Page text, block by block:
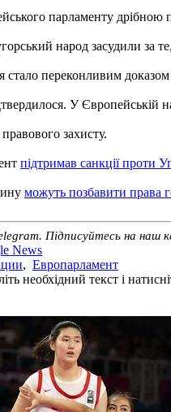
парламенту дрібною
народ засудили за
переконливим
У Європейській
захисту.
підтримав санкції проти
можуть позбавити права
Підписуйтесь на наш
News
, Европарламент
необхідний текст і